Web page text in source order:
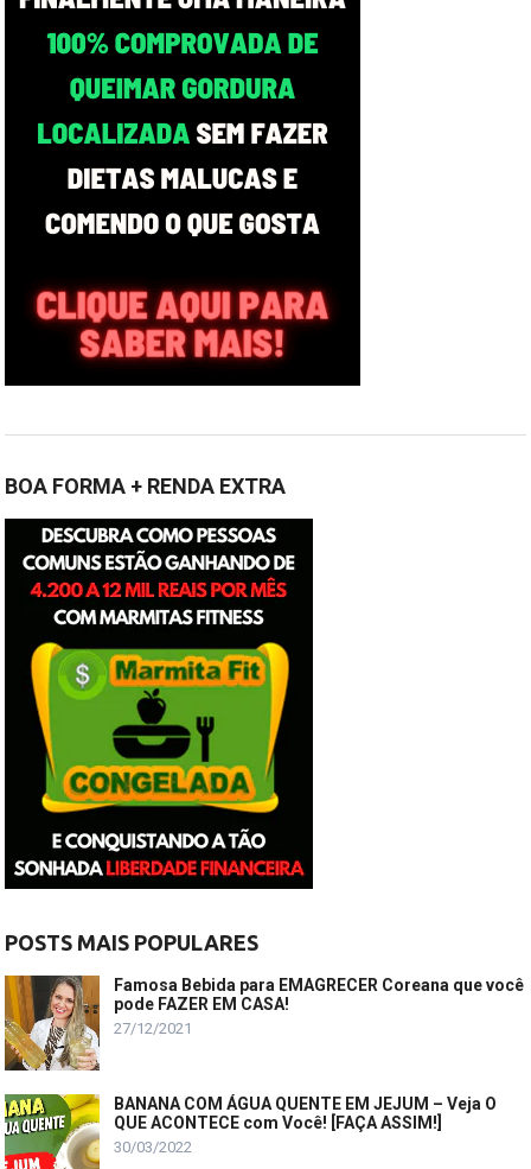
BOA FORMA + RENDA EXTRA
POSTS MAIS POPULARES
Famosa Bebida para EMAGRECER Coreana que você
pode FAZER EM CASA!
27/12/2021
BANANA COM ÁGUA QUENTE EM JEJUM – Veja O
QUE ACONTECE com Você! [FAÇA ASSIM!]
30/03/2022